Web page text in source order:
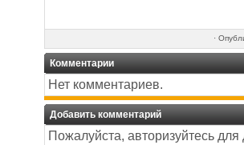
·
Комментарии
Нет комментариев.
Добавить комментарий
Пожалуйста, авторизуйтесь